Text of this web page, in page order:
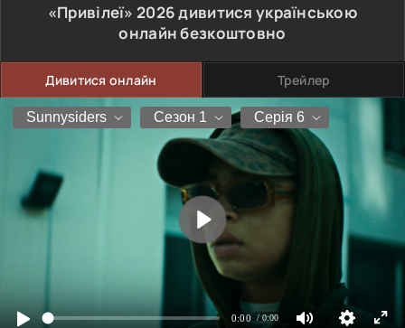
«Привілеї»2026дивитися українською
онлайн безкоштовно
Дивитися онлайн Трейлер